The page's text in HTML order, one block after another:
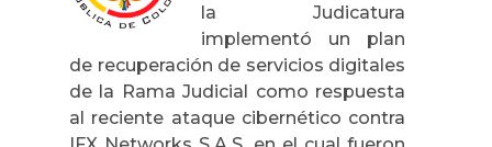
la Judicatura
implementó un plan
de recuperación de servicios digitales
de la Rama Judicial como respuesta
al reciente ataque cibernético contra